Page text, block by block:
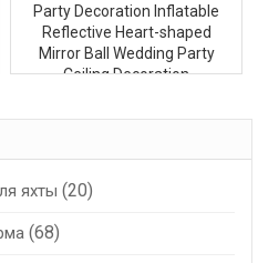
Party Decoration Inflatable
Reflective Heart-shaped
Mirror Ball Wedding Party
Ceiling Decoration
яхты (20)
(68)